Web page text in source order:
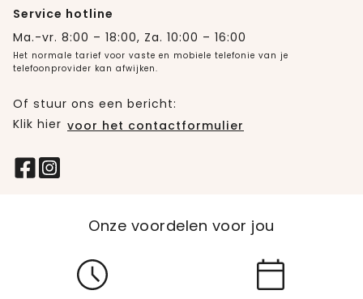
Service hotline
Ma.-vr. 8:00 – 18:00, Za. 10:00 – 16:00
Het normale tarief voor vaste en mobiele telefonie van je
telefoonprovider kan afwijken.
Of stuur ons een bericht:
Klik hier voor het contactformulier
Onze voordelen voor jou